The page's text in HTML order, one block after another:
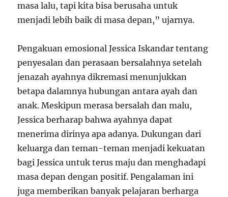
masa lalu, tapi kita bisa berusaha untuk
menjadi lebih baik di masa depan,” ujarnya.
Pengakuan emosional Jessica Iskandar tentang
penyesalan dan perasaan bersalahnya setelah
jenazah ayahnya dikremasi menunjukkan
betapa dalamnya hubungan antara ayah dan
anak. Meskipun merasa bersalah dan malu,
Jessica berharap bahwa ayahnya dapat
menerima dirinya apa adanya. Dukungan dari
keluarga dan teman-teman menjadi kekuatan
bagi Jessica untuk terus maju dan menghadapi
masa depan dengan positif. Pengalaman ini
juga memberikan banyak pelajaran berharga